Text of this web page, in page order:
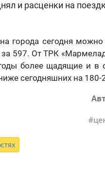
и расценки на
города сегодня можно
597. От ТРК
более щадящие и в
сегодняшних на 180-